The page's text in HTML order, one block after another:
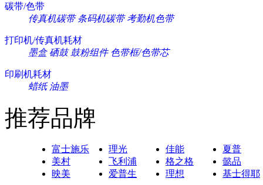
碳带/色带
传真机碳带 条码机碳带 考勤机色带
打印机/传真机耗材
墨盒 硒鼓 鼓粉组件 色带框/色带芯
印刷机耗材
蜡纸 油墨
推荐品牌
富士施乐 理光 佳能
夏普
美村
飞利浦 格之格
懿品
映美
爱普生 理想 基士得耶